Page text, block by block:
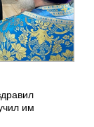
им